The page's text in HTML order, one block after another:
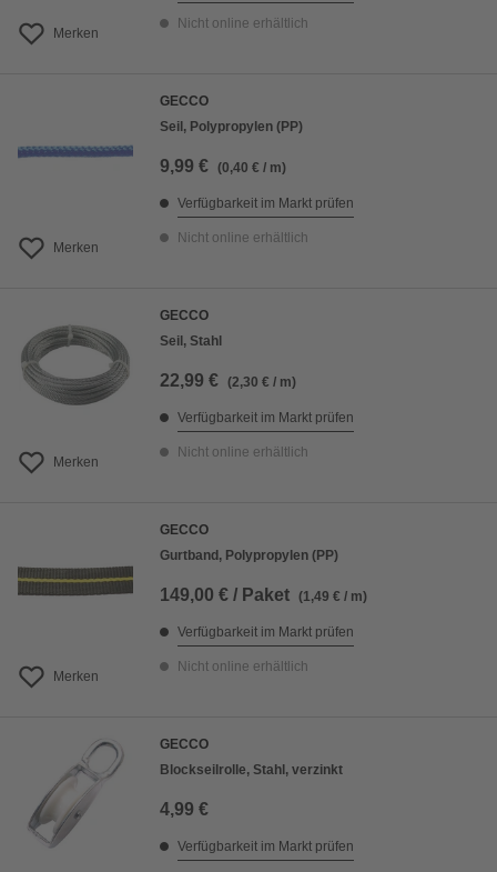
Merken
Nicht online erhältlich
Merken
GECCO
Seil, Polypropylen (PP)
9,99 € (0,40 € / m)
Verfügbarkeit im Markt prüfen
Nicht online erhältlich
Merken
GECCO
Seil, Stahl
22,99 € (2,30 € / m)
Verfügbarkeit im Markt prüfen
Nicht online erhältlich
Merken
GECCO
Gurtband, Polypropylen (PP)
149,00 € / Paket (1,49 € / m)
Verfügbarkeit im Markt prüfen
Nicht online erhältlich
GECCO
Blockseilrolle, Stahl, verzinkt
4,99 €
Verfügbarkeit im Markt prüfen